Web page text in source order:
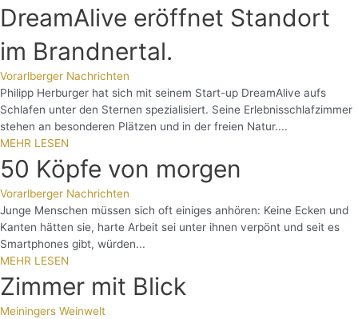
DreamAlive eröffnet Standort
im Brandnertal.
Vorarlberger Nachrichten
Philipp Herburger hat sich mit seinem Start-up DreamAlive aufs
Schlafen unter den Sternen spezialisiert. Seine Erlebnisschlafzimmer
stehen an besonderen Plätzen und in der freien Natur....
MEHR LESEN
50 Köpfe von morgen
Vorarlberger Nachrichten
Junge Menschen müssen sich oft einiges anhören: Keine Ecken und
Kanten hätten sie, harte Arbeit sei unter ihnen verpönt und seit es
Smartphones gibt, würden...
MEHR LESEN
Zimmer mit Blick
Meiningers Weinwelt